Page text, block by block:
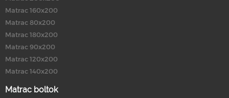
Matrac 160x200
Matrac 80x200
Matrac 180x200
Matrac 90x200
Matrac 120x200
Matrac 140x200
Matrac boltok